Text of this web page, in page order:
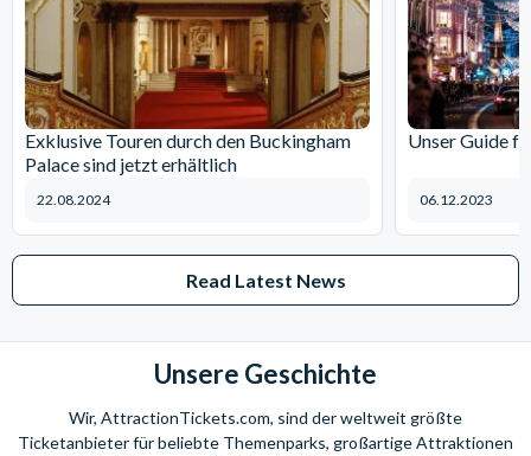
Die Warner Bros, Studio Tour London bietet einen
unvergesslichen Tag voller Zaubererspaß für die ganze Familie.
So funktioniert die Buchung...
Es gibt verschiedene Uhrzeiten für den Tourbeginn. Wählen Sie
bei Ihrer Buchung einfach die Uhrzeit aus, zu welcher Sie den
Bus in King's Cross nehmen möchten, um Ihr Abenteuer zu
Warner Bros.
Abfahrt von
13:30 Uhr 18:00 Uhr
13:30 Uhr
15:30 Uhr 20:00 Uhr 21:30 Uhr
Exklusive Touren durch den Buckingham
Palace sind jetzt erhältlich
22.08.2024
Unser Guide
06.12.2023
Read Latest News
Unsere Geschichte
Wir, AttractionTickets.com, sind der weltweit größte
Ticketanbieter für beliebte Themenparks, großartige Attraktionen